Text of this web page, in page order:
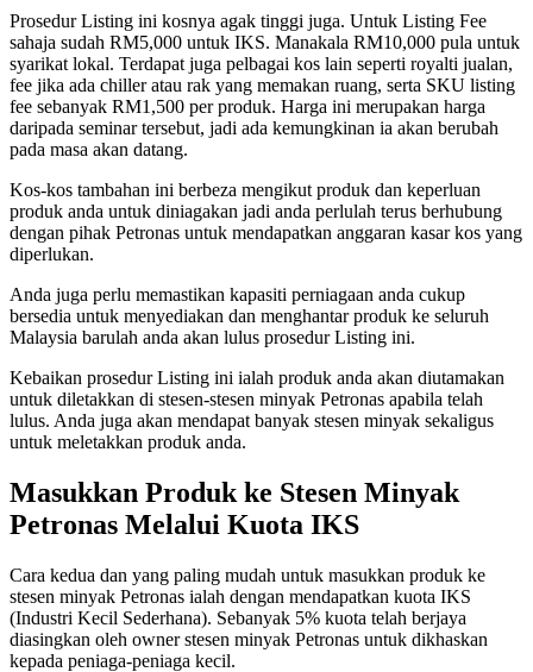
Prosedur Listing ini kosnya agak tinggi juga. Untuk Listing Fee
sahaja sudah RM5,000 untuk IKS. Manakala RM10,000 pula untuk
syarikat lokal. Terdapat juga pelbagai kos lain seperti royalti jualan,
fee jika ada chiller atau rak yang memakan ruang, serta SKU listing
fee sebanyak RM1,500 per produk. Harga ini merupakan harga
daripada seminar tersebut, jadi ada kemungkinan ia akan berubah
pada masa akan datang.
Kos-kos tambahan ini berbeza mengikut produk dan keperluan
produk anda untuk diniagakan jadi anda perlulah terus berhubung
dengan pihak Petronas untuk mendapatkan anggaran kasar kos yang
diperlukan.
Anda juga perlu memastikan kapasiti perniagaan anda cukup
bersedia untuk menyediakan dan menghantar produk ke seluruh
Malaysia barulah anda akan lulus prosedur Listing ini.
Kebaikan prosedur Listing ini ialah produk anda akan diutamakan
untuk diletakkan di stesen-stesen minyak Petronas apabila telah
lulus. Anda juga akan mendapat banyak stesen minyak sekaligus
untuk meletakkan produk anda.
Masukkan Produk ke Stesen Minyak
Petronas Melalui Kuota IKS
Cara kedua dan yang paling mudah untuk masukkan produk ke
stesen minyak Petronas ialah dengan mendapatkan kuota IKS
(Industri Kecil Sederhana). Sebanyak 5% kuota telah berjaya
diasingkan oleh owner stesen minyak Petronas untuk dikhaskan
kepada peniaga-peniaga kecil.